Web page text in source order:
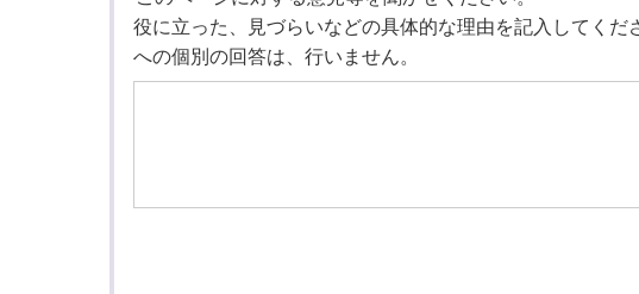
役に立った、見づらいなどの具体的な理由を記入してく
への個別の回答は、行いません。